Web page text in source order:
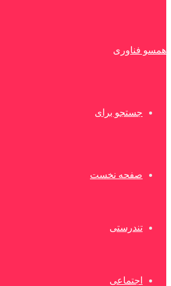
همسو فناوری
جستجو برای
صفحه نخست
تندرستی
اجتماعی